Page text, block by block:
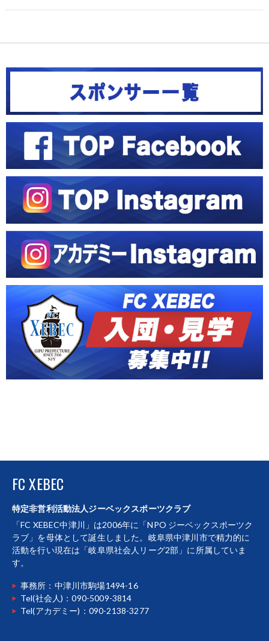
FC XEBEC
特定非営利活動法人ジーベックスポーツクラブ
「FC XEBEC中津川」は2006年に「NPO ジーベックスポーツク
ラブ」を母体として誕生しました。岐阜県中津川市で精力的に
活動を行い現在は「岐阜県社会人リーグ2部」に所属していま
す。
事務所：中津川市駒場1494-16
Tel(社会人)：090-5009-3814
Tel(アカデミー)：090-2138-3277